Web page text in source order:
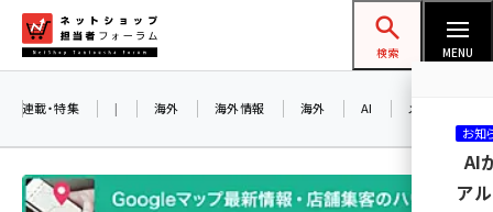
ン
ネットショップ担当者フォーラム
検索 MENU
連載・特集 | 海外 海外情報 海外 AI メタバース
お知
AI
ア